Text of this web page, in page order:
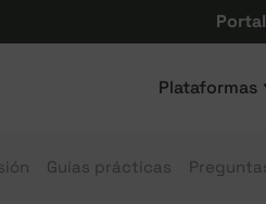
Plataformas
Guías prácticas